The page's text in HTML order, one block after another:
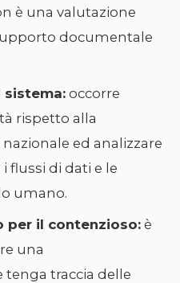
è una valutazione
documentale
occorre
rispetto alla
ed analizzare
flussi di dati e le
umano.
per il contenzioso: è
una
traccia delle